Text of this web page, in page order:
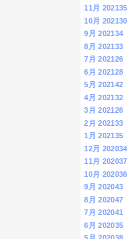
11月 202135
10月 202130
9月 202134
8月 202133
7月 202126
6月 202128
5月 202142
4月 202132
3月 202126
2月 202133
1月 202135
12月 202034
11月 202037
10月 202036
9月 202043
8月 202047
7月 202041
6月 202035